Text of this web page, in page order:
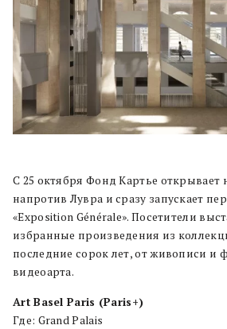
С 25 октября Фонд Картье открывает
напротив Лувра и сразу запускает
«Exposition Générale». Посетители
избранные произведения из
последние сорок лет, от живописи и
видеоарта.
Art Basel Paris (Paris+)
Где: Grand Palais